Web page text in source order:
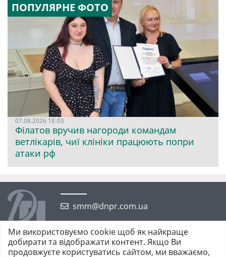
ПОПУЛЯРНЕ ФОТО
07.08.2026 18:03
Філатов вручив нагороди командам
ветлікарів, чиї клініки працюють попри
атаки рф
smm@dnpr.com.ua
Ми використовуємо cookie щоб як найкраще
добирати та відображати контент. Якщо Ви
продовжуєте користуватись сайтом, ми вважаємо,